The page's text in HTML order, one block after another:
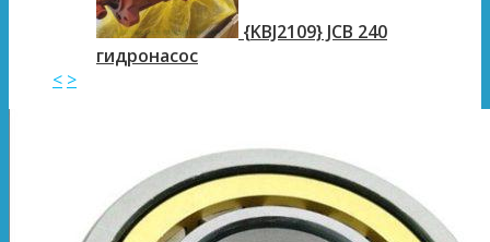
{KBJ2109} JCB 240
гидронасос
< >